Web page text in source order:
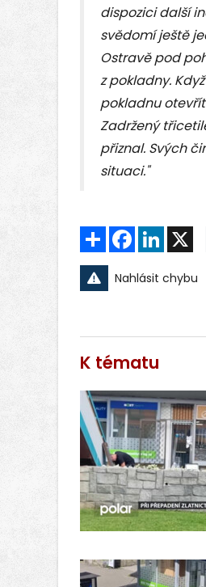
dispozici další
svědomí ještě
Ostravě pod
z pokladny.
pokladnu
Zadržený
přiznal. Svých
situaci."
Sdílet FacebookLinkedIn
Nahlásit chybu
K tématu